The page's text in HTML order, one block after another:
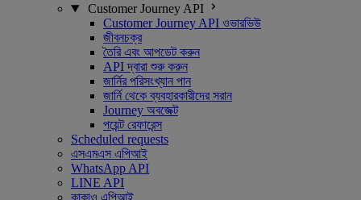
Customer Journey API
Customer Journey API ওভারভিউ
জীবনচক্র
তৈরি এবং আপডেট করুন
API দ্বারা শুরু করুন
জার্নির পরিসংখ্যান পান
জার্নি থেকে ব্যবহারকারীদের সরান
Journey অবজেক্ট
পয়েন্ট রেফারেন্স
Scheduled requests
এসএমএস এপিআই
WhatsApp API
LINE API
কাকাও এপিআই